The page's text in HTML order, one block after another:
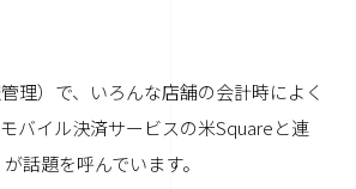
理）で、いろんな店舗の会計時によく
バイル決済サービスの米Squareと連
話題を呼んでいます。